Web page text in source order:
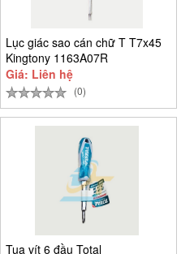
Lục giác sao cán chữ T T7x45
Kingtony 1163A07R
Giá: Liên hệ
(0)
Tua vít 6 đầu Total